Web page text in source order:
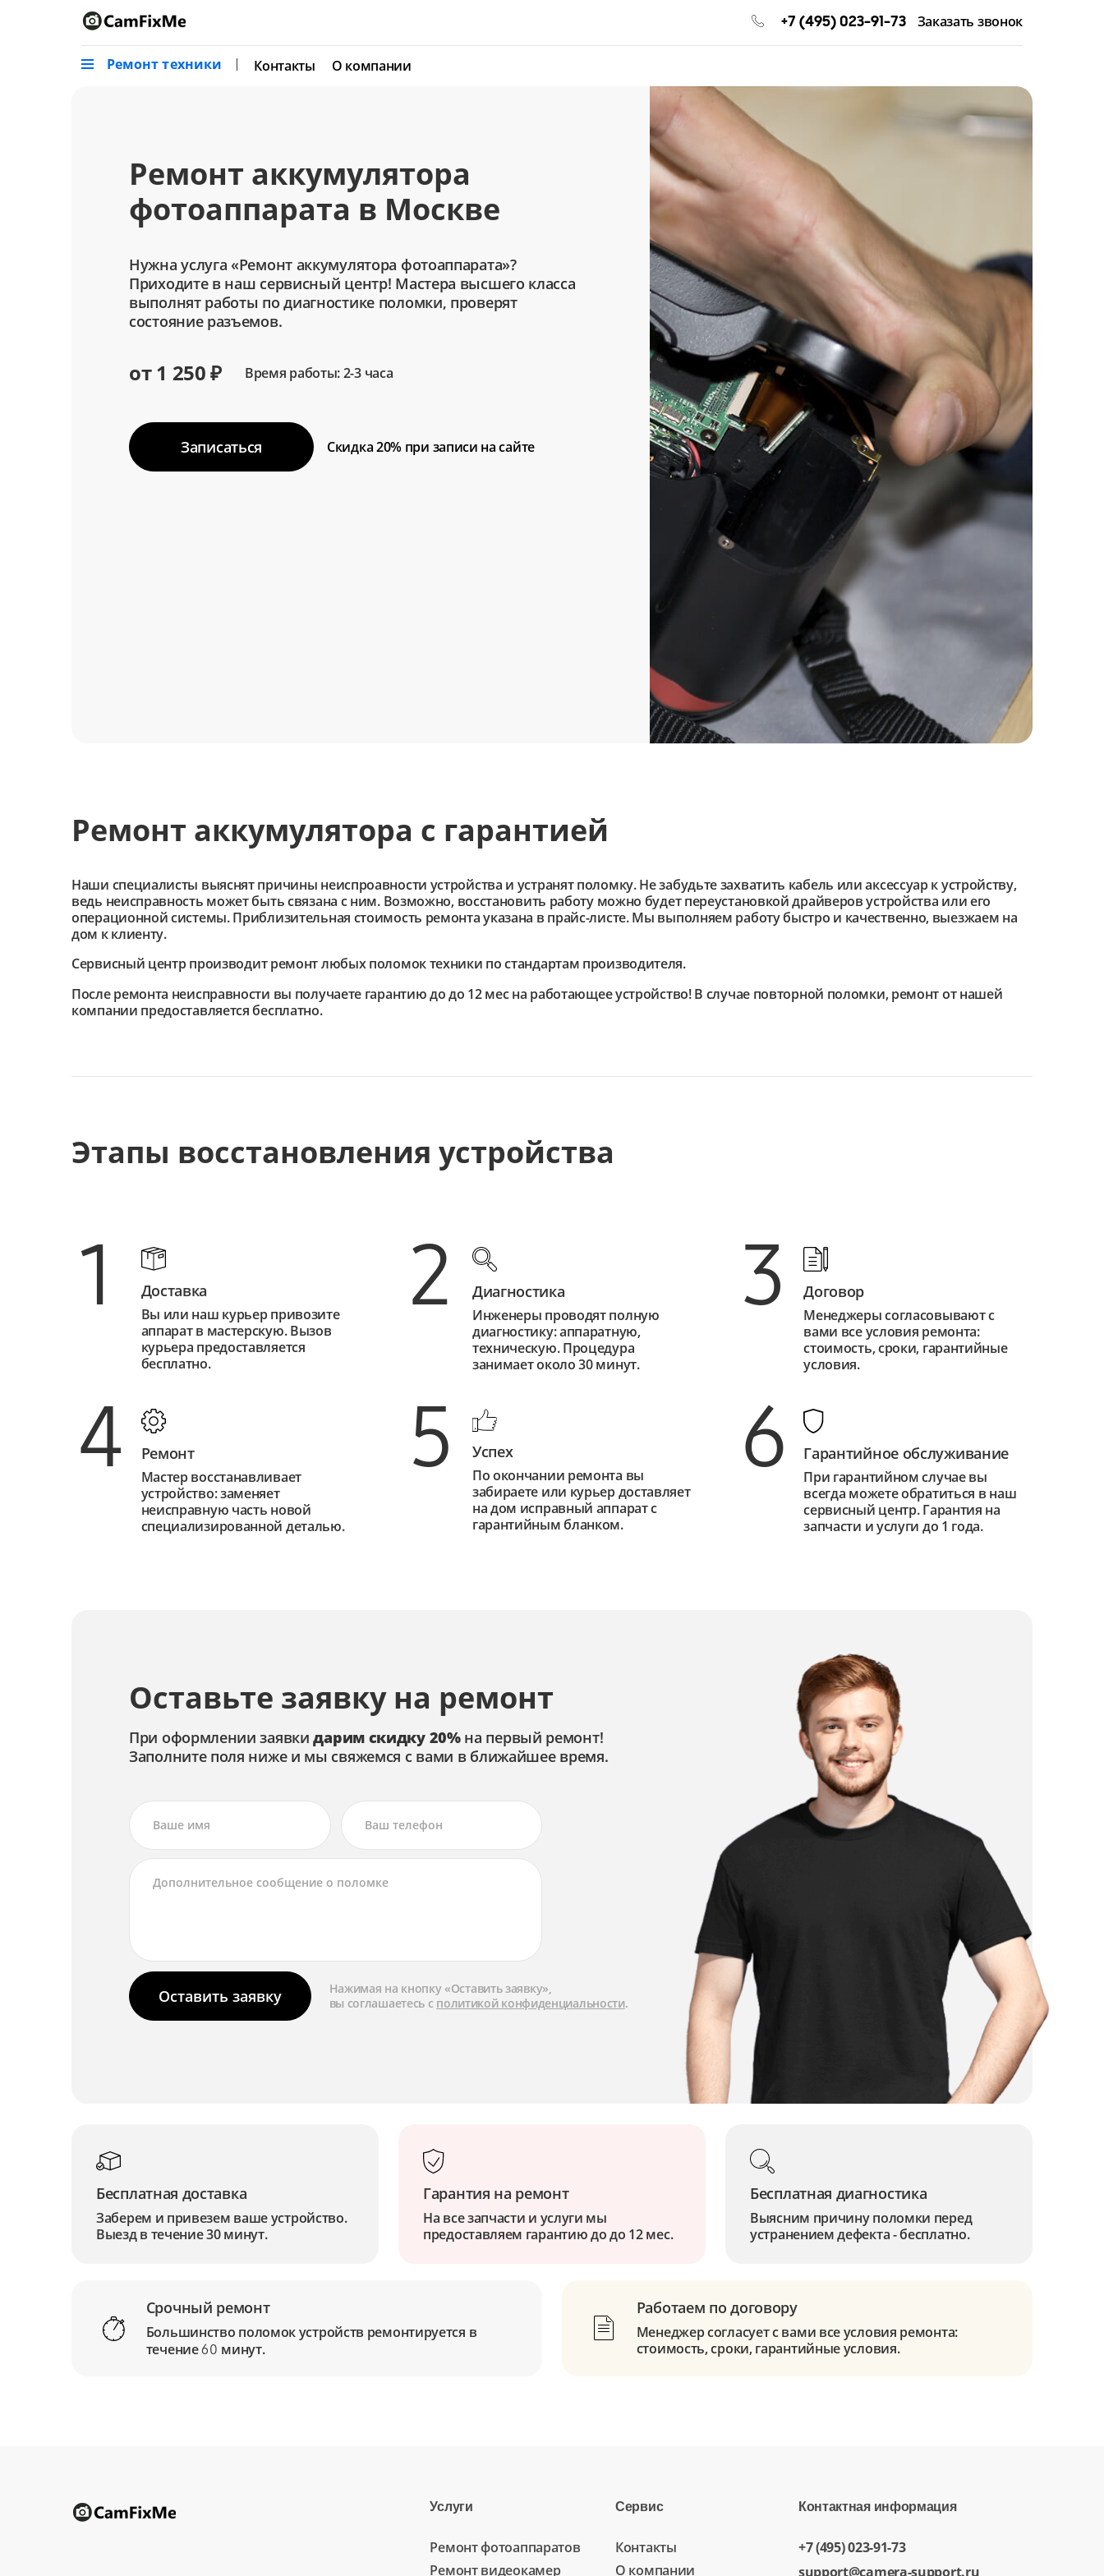
+7 (495) 023-91-73 Заказать звонок
Ремонт техники Контакты О компании
Ремонт аккумулятора
фотоаппарата в Москве
Нужна услуга «Ремонт аккумулятора фотоаппарата»?
Приходите в наш сервисный центр! Мастера высшего класса
выполнят работы по диагностике поломки, проверят
состояние разъемов.
от 1 250 ₽ Время работы: 2-3 часа
Записаться Скидка 20% при записи на сайте
Ремонт аккумулятора с гарантией
Наши специалисты выяснят причины неиспроавности устройства и устранят поломку. Не забудьте захватить кабель или аксессуар к устройству,
ведь неисправность может быть связана с ним. Возможно, восстановить работу можно будет переустановкой драйверов устройства или его
операционной системы. Приблизительная стоимость ремонта указана в прайс-листе. Мы выполняем работу быстро и качественно, выезжаем на
дом к клиенту.
Сервисный центрпроизводит ремонт любых поломок техники по стандартам производителя.
После ремонта неисправности вы получаете гарантию до до 12 мес на работающее устройство! В случае повторной поломки, ремонт от нашей
компании предоставляется бесплатно.
Этапы восстановления устройства
1 Доставка
Вы или наш курьер привозите
аппарат в мастерскую. Вызов
курьера предоставляется
бесплатно.
2 Диагностика
Инженеры проводят полную
диагностику: аппаратную,
техническую. Процедура
занимает около 30 минут.
3 Договор
Менеджеры согласовывают с
вами все условия ремонта:
стоимость, сроки, гарантийные
условия.
4 Ремонт
Мастер восстанавливает
устройство: заменяет
неисправную часть новой
специализированной деталью.
5 Успех
По окончании ремонта вы
забираете или курьер доставляет
на дом исправный аппарат с
гарантийным бланком.
6 Гарантийное обслуживание
При гарантийном случае вы
всегда можете обратиться в наш
сервисный центр. Гарантия на
запчасти и услуги до 1 года.
Оставьте заявку на ремонт
При оформлении заявкидарим скидку 20%на первый ремонт!
Заполните поля ниже и мы свяжемся с вами в ближайшее время.
Оставить заявку
Нажимая на кнопку «Оставить заявку»,
вы соглашаетесь с политикой конфиденциальности.
Бесплатная доставка
Заберем и привезем ваше устройство.
Выезд в течение 30 минут.
Гарантия на ремонт
На все запчасти и услуги мы
предоставляем гарантию до до 12 мес.
Бесплатная диагностика
Выясним причину поломки перед
устранением дефекта - бесплатно.
Срочный ремонт
Большинство поломок устройств ремонтируется в
течение 60 минут.
Работаем по договору
Менеджер согласует с вами все условия ремонта:
стоимость, сроки, гарантийные условия.
Услуги
Ремонт фотоаппаратов
Ремонт видеокамер
Сервис
Контакты
О компании
Контактная информация
+7 (495) 023-91-73
support@camera-support.ru